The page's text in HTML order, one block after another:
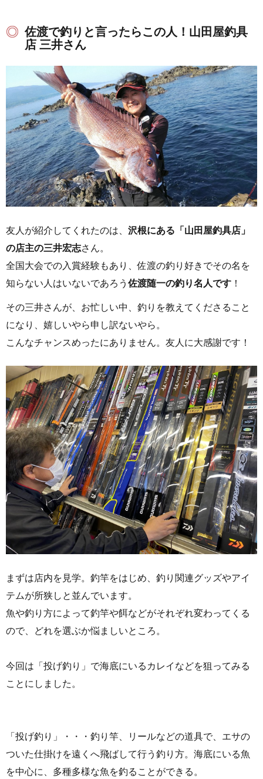
佐渡で釣りと言ったらこの人！山田屋釣具
店 三井さん
友人が紹介してくれたのは、 沢根にある「山田屋釣具店」
の店主の三井宏志さん。
全国大会での入賞経験もあり、佐渡の釣り好きでその名を
知らない人はいないであろう佐渡随一の釣り名人です ！
その三井さんが、お忙しい中、釣りを教えてくださること
になり、嬉しいやら申し訳ないやら。
こんなチャンスめったにありません。友人に大感謝です！
まずは店内を見学。釣竿をはじめ、釣り関連グッズやアイ
テムが所狭しと並んでいます。
魚や釣り方によって釣竿や餌などがそれぞれ変わってくる
ので、どれを選ぶか悩ましいところ。
今回は「投げ釣り」で海底にいるカレイなどを狙ってみる
ことにしました。
「投げ釣り」・・・釣り竿、リールなどの道具で、エサの
ついた仕掛けを遠くへ飛ばして行う釣り方。海底にいる魚
を中心に、多種多様な魚を釣ることができる。